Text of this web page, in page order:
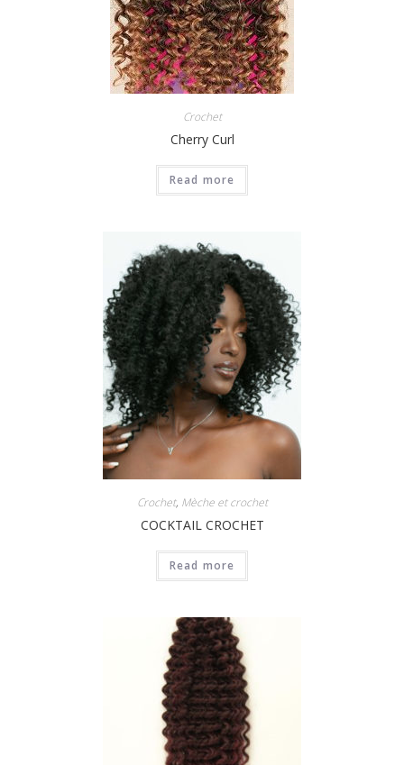
Crochet
Cherry Curl
Read more
Crochet, Mèche et crochet
COCKTAIL CROCHET
Read more